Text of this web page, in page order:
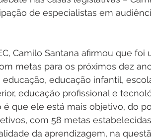
de especialistas em
Camilo Santana afirmou que foi
metas para os próximos dez
educação infantil,
educação profissional e
é que ele está mais objetivo, do
com 58 metas
da aprendizagem, na